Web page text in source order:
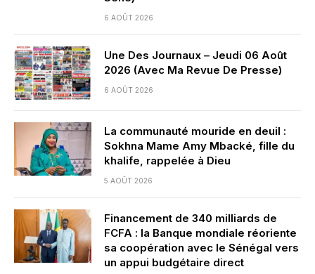
6 AOÛT 2026
Une Des Journaux – Jeudi 06 Août
2026 (Avec Ma Revue De Presse)
6 AOÛT 2026
La communauté mouride en deuil :
Sokhna Mame Amy Mbacké, fille du
khalife, rappelée à Dieu
5 AOÛT 2026
Financement de 340 milliards de
FCFA : la Banque mondiale réoriente
sa coopération avec le Sénégal vers
un appui budgétaire direct